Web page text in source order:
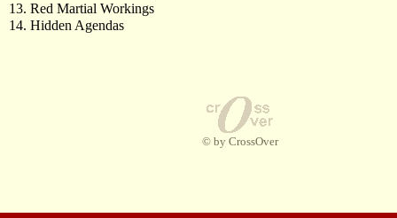
13. Red Martial Workings
14. Hidden Agendas
© by CrossOver